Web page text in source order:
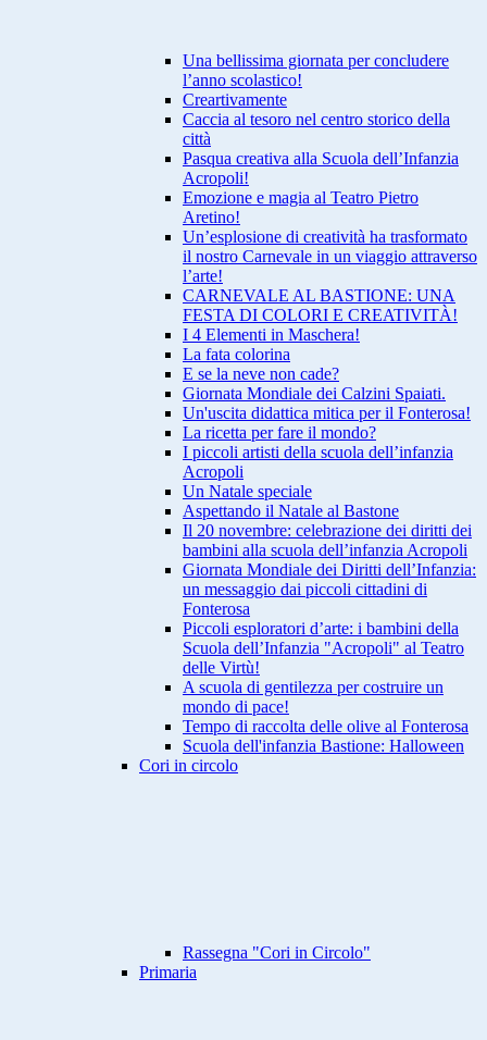
Una bellissima giornata per concludere
l’anno scolastico!
Creartivamente
Caccia al tesoro nel centro storico della
città
Pasqua creativa alla Scuola dell’Infanzia
Acropoli!
Emozione e magia al Teatro Pietro
Aretino!
Un’esplosione di creatività ha trasformato
il nostro Carnevale in un viaggio attraverso
l’arte!
CARNEVALE AL BASTIONE: UNA
FESTA DI COLORI E CREATIVITÀ!
I 4 Elementi in Maschera!
La fata colorina
E se la neve non cade?
Giornata Mondiale dei Calzini Spaiati.
Un'uscita didattica mitica per il Fonterosa!
La ricetta per fare il mondo?
I piccoli artisti della scuola dell’infanzia
Acropoli
Un Natale speciale
Aspettando il Natale al Bastone
Il 20 novembre: celebrazione dei diritti dei
bambini alla scuola dell’infanzia Acropoli
Giornata Mondiale dei Diritti dell’Infanzia:
un messaggio dai piccoli cittadini di
Fonterosa
Piccoli esploratori d’arte: i bambini della
Scuola dell’Infanzia "Acropoli" al Teatro
delle Virtù!
A scuola di gentilezza per costruire un
mondo di pace!
Tempo di raccolta delle olive al Fonterosa
Scuola dell'infanzia Bastione: Halloween
Cori in circolo
Rassegna "Cori in Circolo"
Primaria